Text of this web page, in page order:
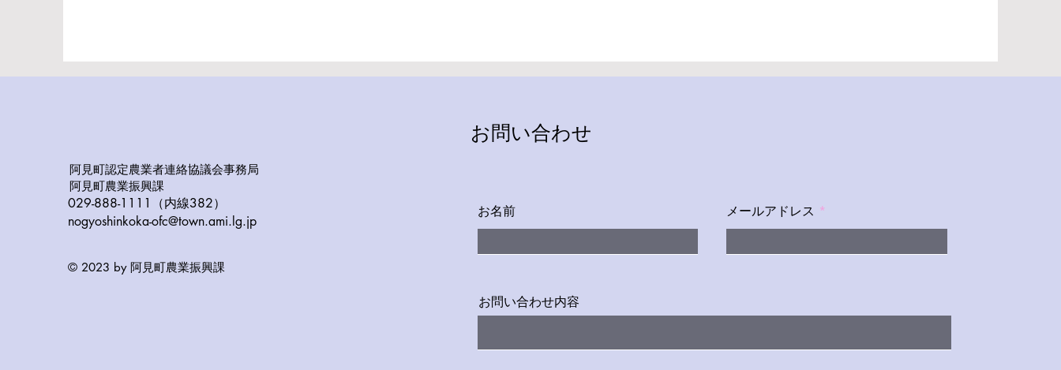
阿見町認定農業者連絡協議会事務局
阿見町農業振興課
029-888-1111（内線382）
nogyoshinkoka-ofc@town.ami.lg.jp
© 2023 by 阿見町農業振興課
お問い合わせ
お名前 メールアドレス
お問い合わせ内容